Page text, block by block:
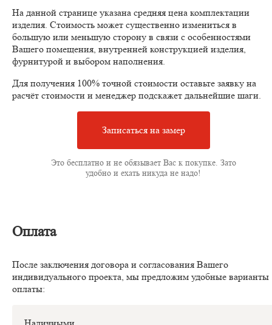
На данной странице указана средняя цена комплектации
изделия. Стоимость может существенно измениться в
большую или меньшую сторону в связи с особенностями
Вашего помещения, внутренней конструкцией изделия,
фурнитурой и выбором наполнения.
Для получения 100% точной стоимости оставьте заявку на
расчёт стоимости и менеджер подскажет дальнейшие шаги.
Записаться на замер
Это бесплатно и не обязывает Вас к покупке. Зато
удобно и ехать никуда не надо!
Оплата
После заключения договора и согласования Вашего
индивидуального проекта, мы предложим удобные варианты
оплаты: